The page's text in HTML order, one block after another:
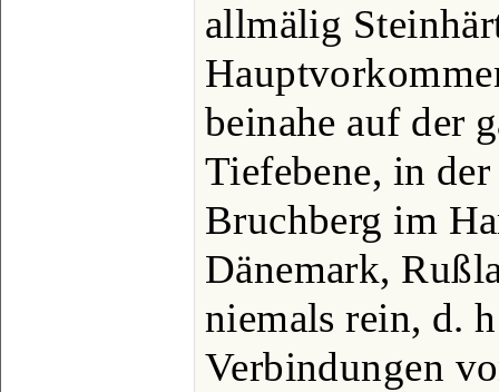
allmälig
beinahe auf der
Tiefebene, in
Bruchberg im
Dänemark,
niemals rein, d.
Verbindungen